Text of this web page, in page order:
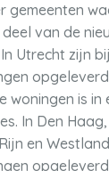
gemeenten
van de
Utrecht zijn
woningen is in
In Den
en